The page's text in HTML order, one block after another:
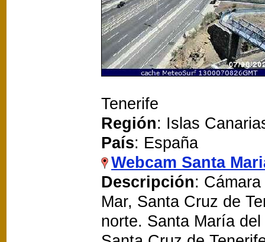
Tenerife
Región: Islas
País: España
Webcam Santa
Descripción:
Mar, Santa Cruz de
norte. Santa María